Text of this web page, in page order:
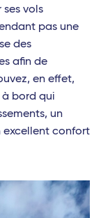
vols
pas une
des
afin de
en effet,
à bord qui
un
excellent confort